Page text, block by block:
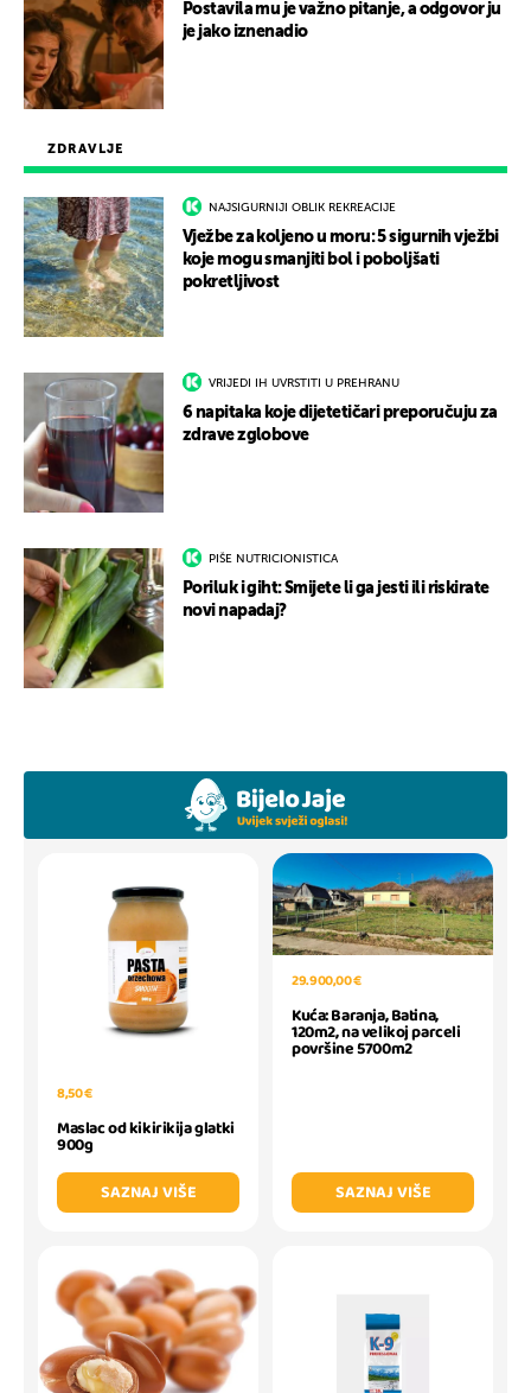
ZDRAVLJE
NAJSIGURNIJI OBLIK REKREACIJE
Vježbe za koljeno u moru: 5 sigurnih vježbi
koje mogu smanjiti bol i poboljšati
pokretljivost
VRIJEDI IH UVRSTITI U PREHRANU
6 napitaka koje dijetetičari preporučuju za
zdrave zglobove
PIŠE NUTRICIONISTICA
Poriluk i giht: Smijete li ga jesti ili riskirate
novi napadaj?
Postavila mu je važno pitanje, a odgovor ju
je jako iznenadio
8,50 €
Maslac od kikirikija glatki
900g
SAZNAJ VIŠE
29.900,00 €
Kuća: Baranja, Batina,
120m2, na velikoj parceli
površine 5700m2
SAZNAJ VIŠE